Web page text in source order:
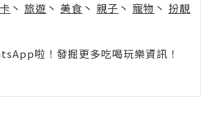
丶 旅遊 丶 美食 丶 親子 丶 寵物 丶 扮靚
啦！發掘更多吃喝玩樂資訊！